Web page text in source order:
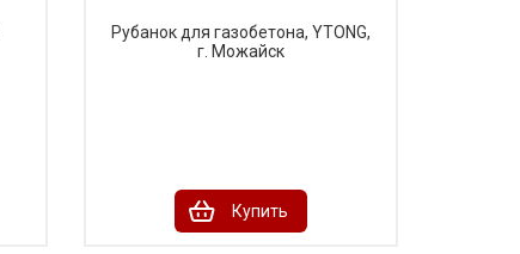
Рубанок для газобетона, YTONG,
г. Можайск
Купить